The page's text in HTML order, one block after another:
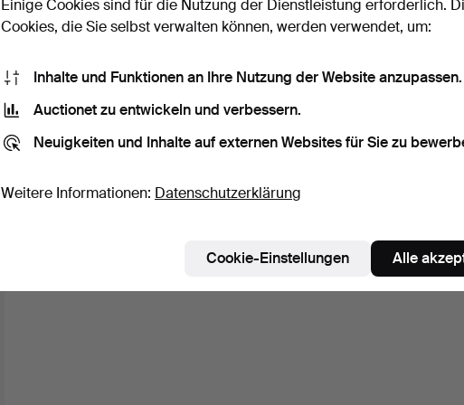
Einige Cookies sind für die Nutzung der Dienstleistung erforderlich.
Cookies, die Sie selbst verwalten können, werden verwendet, um:
Inhalte und Funktionen an Ihre Nutzung der Website anzupassen.
Auctionet zu entwickeln und verbessern.
Neuigkeiten und Inhalte auf externen Websites für Sie zu
Weitere Informationen: Datenschutzerklärung
Cookie-Einstellungen Alle